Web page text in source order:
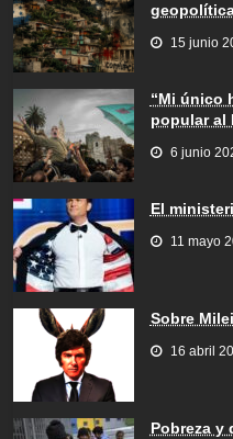
15 junio
“Mi único
popular al
6 junio
El
11 mayo
Sobre
16 abril
Pobreza y